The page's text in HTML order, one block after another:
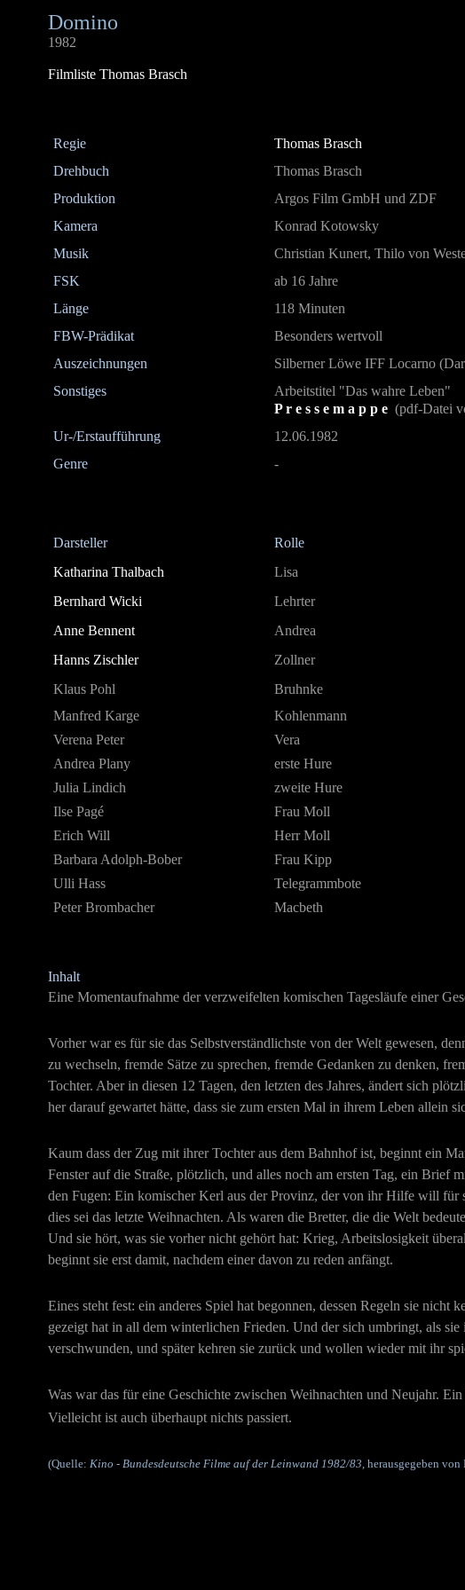
Domino
1982
Filmliste Thomas Brasch
Regie
Thomas Brasch
Drehbuch
Thomas Brasch
Produktion
Argos Film GmbH und ZDF
Kamera
Konrad Kotowsky
Musik
Christian Kunert, Thilo von
FSK
ab 16 Jahre
Länge
118 Minuten
FBW-Prädikat
Besonders wertvoll
Auszeichnungen
Silberner Löwe IFF Locarno
Sonstiges
Arbeitstitel "Das wahre Leben"
P r e s s e m a p p e (pdf-Datei
Ur-/Erstaufführung
12.06.1982
Genre
-
Darsteller
Rolle
Katharina Thalbach
Lisa
Bernhard Wicki
Lehrter
Anne Bennent
Andrea
Hanns Zischler
Zollner
Klaus Pohl
Bruhnke
Manfred Karge
Kohlenmann
Verena Peter
Vera
Andrea Plany
erste Hure
Julia Lindich
zweite Hure
Ilse Pagé
Frau Moll
Erich Will
Herr Moll
Barbara Adolph-Bober
Frau Kipp
Ulli Hass
Telegrammbote
Peter Brombacher
Macbeth
Inhalt
Eine Momentaufnahme der verzweifelten komischen Tagesläufe einer
Vorher war es für sie das Selbstverständlichste von der Welt gewesen,
zu wechseln, fremde Sätze zu sprechen, fremde Gedanken zu denken,
Tochter. Aber in diesen 12 Tagen, den letzten des Jahres, ändert sich
her darauf gewartet hätte, dass sie zum ersten Mal in ihrem Leben allein
Kaum dass der Zug mit ihrer Tochter aus dem Bahnhof ist, beginnt ein
Fenster auf die Straße, plötzlich, und alles noch am ersten Tag, ein Brief
den Fugen: Ein komischer Kerl aus der Provinz, der von ihr Hilfe will für
dies sei das letzte Weihnachten. Als waren die Bretter, die die Welt
Und sie hört, was sie vorher nicht gehört hat: Krieg, Arbeitslosigkeit
beginnt sie erst damit, nachdem einer davon zu reden anfängt.
Eines steht fest: ein anderes Spiel hat begonnen, dessen Regeln sie
gezeigt hat in all dem winterlichen Frieden. Und der sich umbringt, als
verschwunden, und später kehren sie zurück und wollen wieder mit ihr
Was war das für eine Geschichte zwischen Weihnachten und Neujahr.
Vielleicht ist auch überhaupt nichts passiert.
(Quelle: Kino - Bundesdeutsche Filme auf der Leinwand 1982/83, herausgegeben